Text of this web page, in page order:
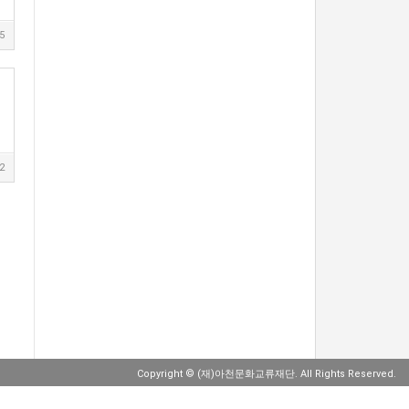
Copyright © (재)아천문화교류재단. All Rights Reserved.